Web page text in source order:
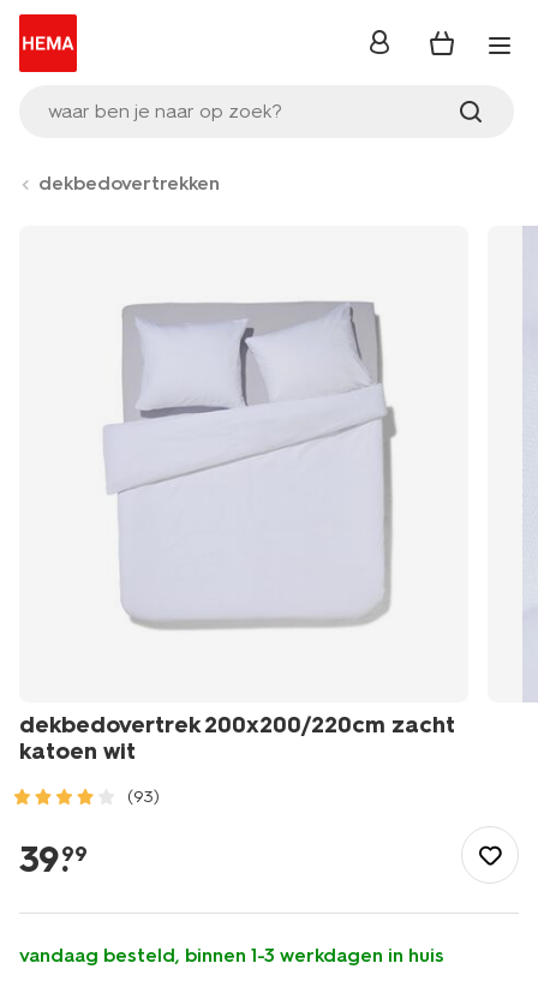
waar ben je naar op zoek?
inloggen
dekbedovertrekken
dekbedovertrek 200x200/220cm zacht
katoen wit
(93)
slapen/slapen/dekbedovertrek/dekbedovertrek-
200x200%2F220cm-
katoen-
5797023.html
39.
99
vandaag besteld, binnen 1-3 werkdagen in huis